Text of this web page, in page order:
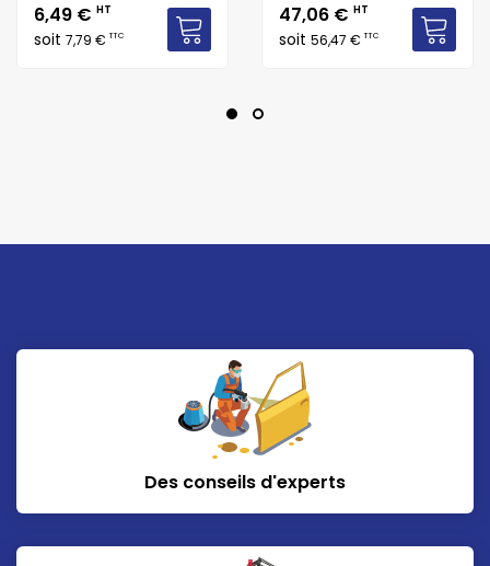
Prix
6,49 € HT
soit 7,79 €TTC
Prix
47,06 € HT
soit 56,47 €TTC
Des conseils d'experts